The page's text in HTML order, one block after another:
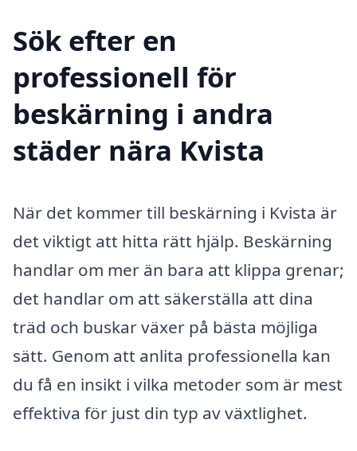
Sök efter en
professionell för
beskärning i andra
städer nära Kvista
När det kommer till beskärning i Kvista är
det viktigt att hitta rätt hjälp. Beskärning
handlar om mer än bara att klippa grenar;
det handlar om att säkerställa att dina
träd och buskar växer på bästa möjliga
sätt. Genom att anlita professionella kan
du få en insikt i vilka metoder som är mest
effektiva för just din typ av växtlighet.